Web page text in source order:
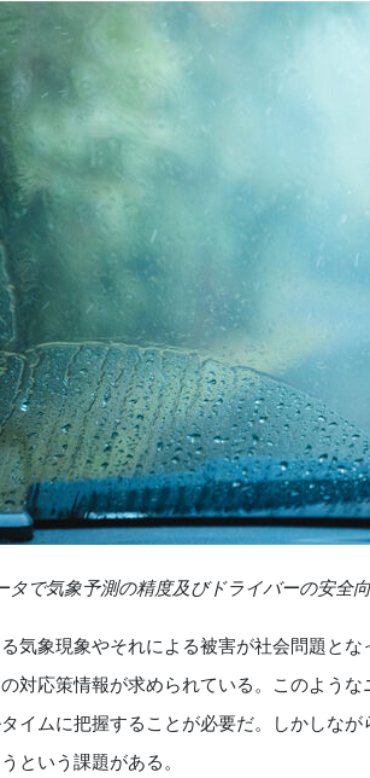
で気象予測の精度及びドライバーの安全
気象現象やそれによる被害が社会問題と
対応策情報が求められている。このよう
イムに把握することが必要だ。しかしな
という課題がある。